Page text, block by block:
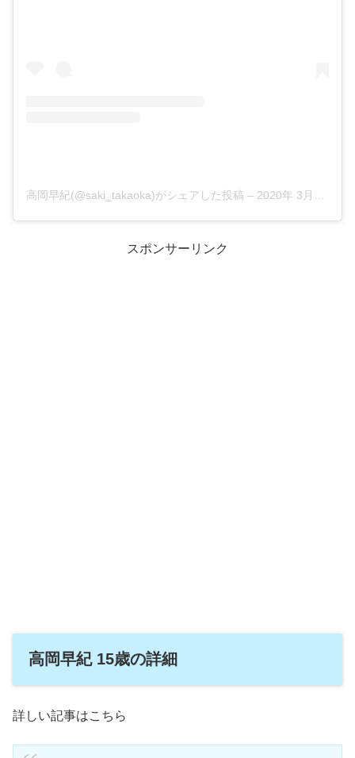
高岡早紀(@saki_takaoka)がシェアした投稿 – 2020年 3月月25日午前4時23分PDT
スポンサーリンク
高岡早紀 15歳の詳細
詳しい記事はこちら